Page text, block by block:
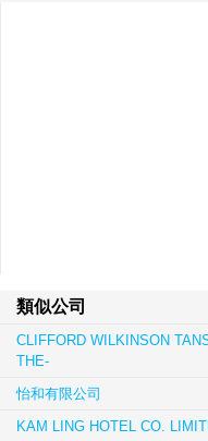
類似公司
CLIFFORD WILKINSON
THE-
怡和有限公司
KAM LING HOTEL CO.